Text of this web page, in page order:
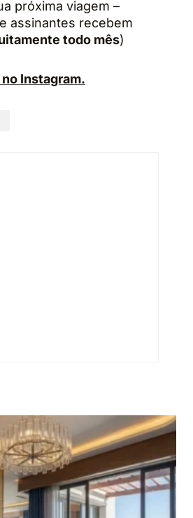
próxima viagem –
assinantes recebem
todo mês)
Instagram.